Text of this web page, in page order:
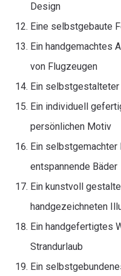
Design
Eine selbstgebaute
Ein handgemachtes
von Flugzeugen
Ein selbstgestalteter
Ein individuell
persönlichen Motiv
Ein
entspannende Bäder
Ein kunstvoll
handgezeichneten
Ein handgefertigtes
Strandurlaub
Ein